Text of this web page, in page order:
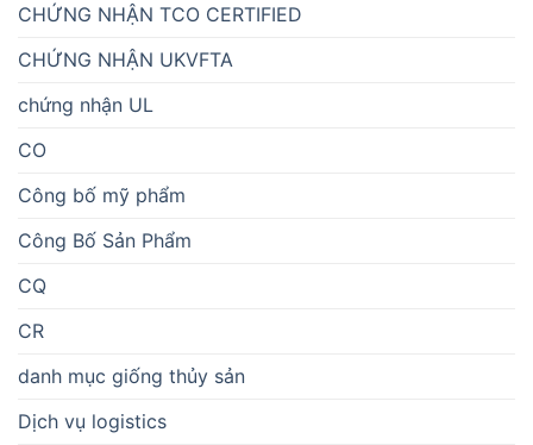
CHỨNG NHẬN TCO CERTIFIED
CHỨNG NHẬN UKVFTA
chứng nhận UL
CO
Công bố mỹ phẩm
Công Bố Sản Phẩm
CQ
CR
danh mục giống thủy sản
Dịch vụ logistics